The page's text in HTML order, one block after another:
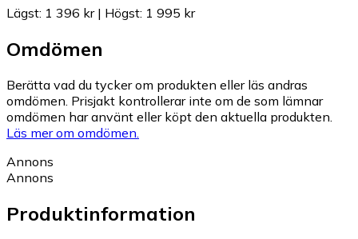
Lägst: 1 396 kr| Högst: 1 995 kr
Omdömen
Berätta vad du tycker om produkten eller läs andras
omdömen. Prisjakt kontrollerar inte om de som lämnar
omdömen har använt eller köpt den aktuella produkten.
Läs mer om omdömen.
Annons
Annons
Produktinformation